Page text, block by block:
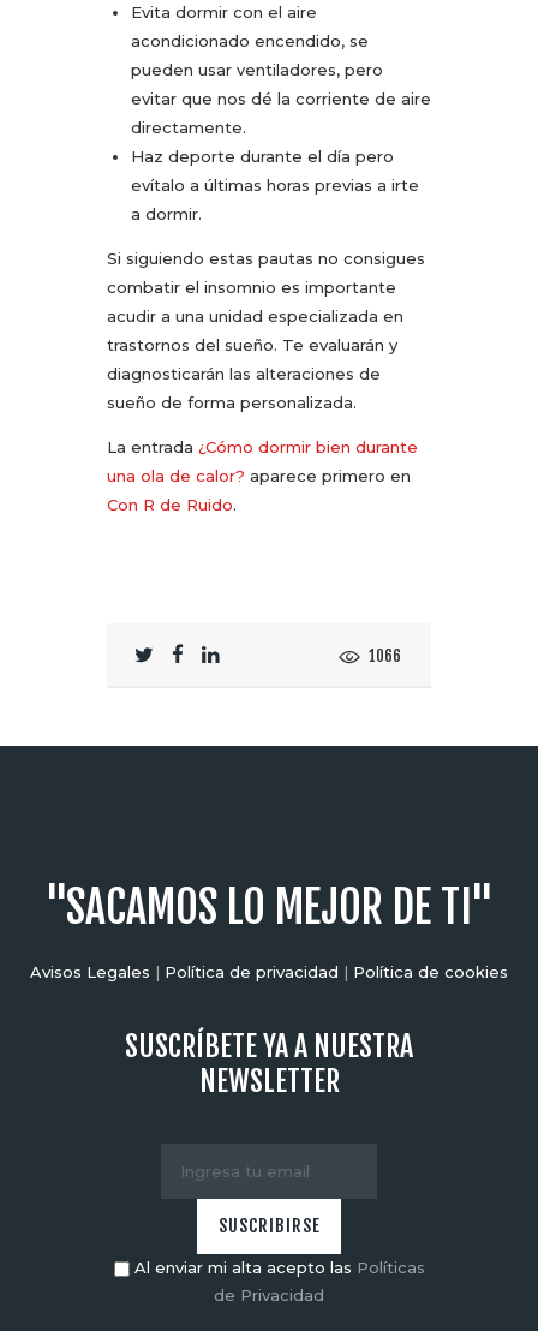
Evita dormir con el aire
acondicionado encendido, se
pueden usar ventiladores, pero
evitar que nos dé la corriente de aire
directamente.
Haz deporte durante el día pero
evítalo a últimas horas previas a irte
a dormir.
Si siguiendo estas pautas no consigues
combatir el insomnio es importante
acudir a una unidad especializada en
trastornos del sueño. Te evaluarán y
diagnosticarán las alteraciones de
sueño de forma personalizada.
La entrada ¿Cómo dormir bien durante
una ola de calor? aparece primero en
Con R de Ruido.
1066
"SACAMOS LO MEJOR DE TI"
Avisos Legales | Política de privacidad | Política de cookies
SUSCRÍBETE YA A NUESTRA
NEWSLETTER
Al enviar mi alta acepto las Políticas
de Privacidad